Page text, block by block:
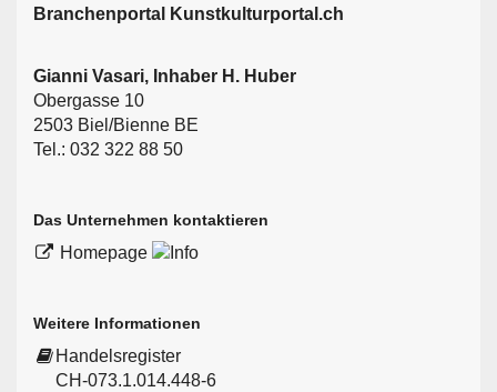
Branchen­portal Kunstkulturportal.ch
Gianni Vasari, Inhaber H. Huber
Obergasse 10
2503 Biel/Bienne BE
Tel.: 032 322 88 50
Das Unternehmen kontaktieren
Homepage
Weitere Informationen
Handelsregister
CH-073.1.014.448-6